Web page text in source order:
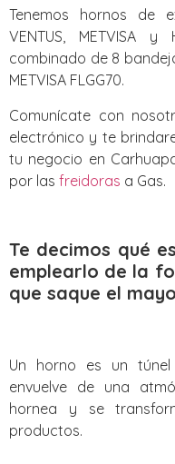
Tenemos hornos de
VENTUS, METVISA
combinado de 8
METVISA FLGG70.
Comunícate con
electrónico y te
tu negocio en
por las freidoras a Gas.
Te decimos qué
emplearlo de la
que saque el
Un horno es un
envuelve de una
hornea y se
productos.